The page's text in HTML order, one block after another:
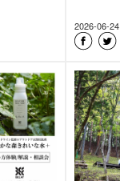
2026-06-24